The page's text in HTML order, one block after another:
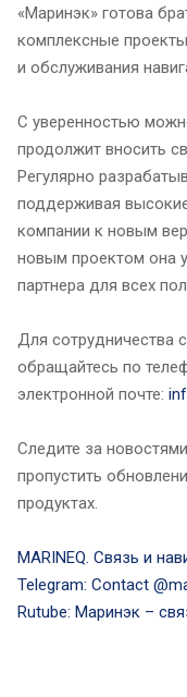
«Маринэк» готова
комплексные
и обслуживания
С уверенностью
продолжит вносить
Регулярно
поддерживая
компании к новым
новым проектом она
партнера для всех
Для сотрудничества
обращайтесь по
электронной почте:
Следите за
пропустить
продуктах.
MARINEQ. Связь и
Telegram: Contact
Rutube: Маринэк –